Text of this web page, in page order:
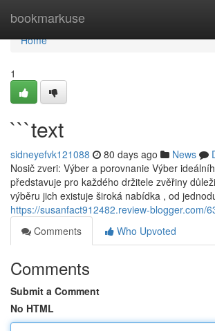
bookmarkuse
Home
Home
1
```text
sidneyefvk121088 80 days ago News
Nosič zveri: Výber a porovnanie Výber
představuje pro každého držitele zvěřiny
výběru jich existuje široká nabídka , od
https://susanfact912482.review-blogger.com/
Comments
Who Upvoted
Comments
Submit a Comment
No HTML